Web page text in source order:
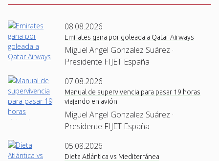
08.08.2026
Emirates gana por goleada a Qatar Airways
Miguel Angel Gonzalez Suárez ·
Presidente FIJET España
07.08.2026
Manual de supervivencia para pasar 19 horas
viajando en avión
Miguel Angel Gonzalez Suárez ·
Presidente FIJET España
05.08.2026
Dieta Atlántica vs Mediterránea